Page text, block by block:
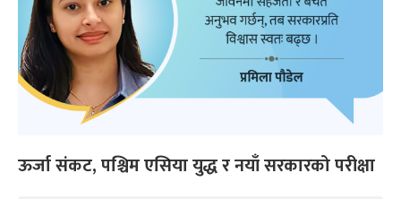
ऊर्जा संकट, पश्चिम एसिया युद्ध र नयाँ सरकारको परीक्षा